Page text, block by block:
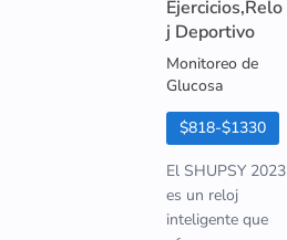
Ejercicios,Relo
j Deportivo
Monitoreo de
Glucosa
$818-$1330
El SHUPSY 2023
es un reloj
inteligente que